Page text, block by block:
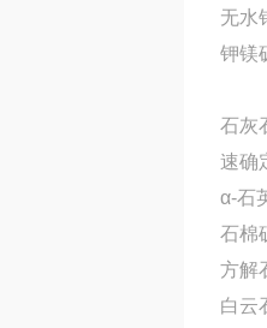
无水
钾镁
石灰
速确
α-石
石棉
方解
白云